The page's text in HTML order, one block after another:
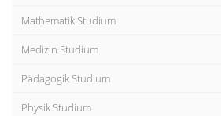
Mathematik Studium
Medizin Studium
Pädagogik Studium
Physik Studium